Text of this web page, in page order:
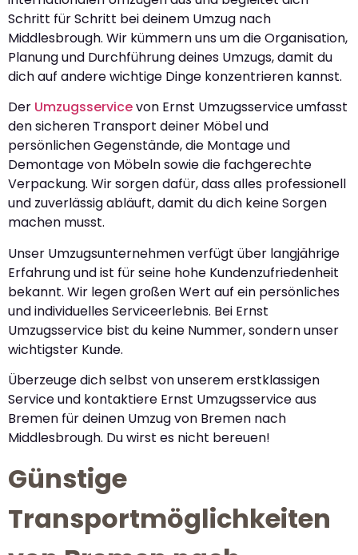
Schritt für Schritt bei deinem Umzug nach
Middlesbrough. Wir kümmern uns um die Organisation,
Planung und Durchführung deines Umzugs, damit du
dich auf andere wichtige Dinge konzentrieren kannst.
Der Umzugsservicevon Ernst Umzugsservice umfasst
den sicheren Transport deiner Möbel und
persönlichen Gegenstände, die Montage und
Demontage von Möbeln sowie die fachgerechte
Verpackung. Wir sorgen dafür, dass alles professionell
und zuverlässig abläuft, damit du dich keine Sorgen
machen musst.
Unser Umzugsunternehmen verfügt über langjährige
Erfahrung und ist für seine hohe Kundenzufriedenheit
bekannt. Wir legen großen Wert auf ein persönliches
und individuelles Serviceerlebnis. Bei Ernst
Umzugsservice bist du keine Nummer, sondern unser
wichtigster Kunde.
Überzeuge dich selbst von unserem erstklassigen
Service und kontaktiere Ernst Umzugsservice aus
Bremen für deinen Umzug von Bremen nach
Middlesbrough. Du wirst es nicht bereuen!
Günstige
Transportmöglichkeiten